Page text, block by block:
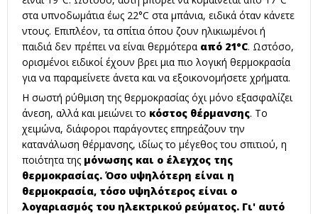
στα υπνοδωμάτια έως 22°C στα μπάνια, ειδικά όταν κάνετε
ντους. Επιπλέον, τα σπίτια όπου ζουν ηλικιωμένοι ή
παιδιά δεν πρέπει να είναι θερμότερα από 21°C. Ωστόσο,
ορισμένοι ειδικοί έχουν βρει μια πιο λογική θερμοκρασία
για να παραμείνετε άνετα και να εξοικονομήσετε χρήματα.
Η σωστή ρύθμιση της θερμοκρασίας όχι μόνο εξασφαλίζει
άνεση, αλλά και μειώνει το κόστος θέρμανσης. Το
χειμώνα, διάφοροι παράγοντες επηρεάζουν την
κατανάλωση θέρμανσης, ιδίως το μέγεθος του σπιτιού, η
ποιότητα της μόνωσης και ο έλεγχος της
θερμοκρασίας. Όσο υψηλότερη είναι η
θερμοκρασία, τόσο υψηλότερος είναι ο
λογαριασμός του ηλεκτρικού ρεύματος. Γι' αυτό